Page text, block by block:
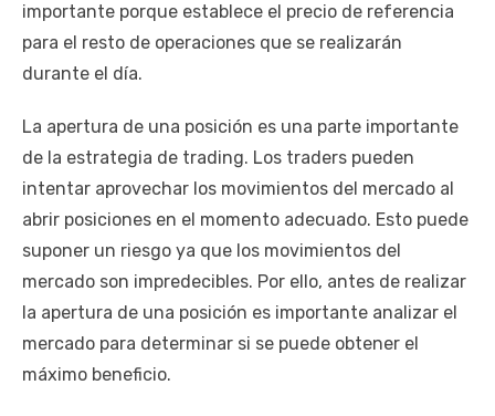
importante porque establece el precio de referencia
para el resto de operaciones que se realizarán
durante el día.
La apertura de una posición es una parte importante
de la estrategia de trading. Los traders pueden
intentar aprovechar los movimientos del mercado al
abrir posiciones en el momento adecuado. Esto puede
suponer un riesgo ya que los movimientos del
mercado son impredecibles. Por ello, antes de realizar
la apertura de una posición es importante analizar el
mercado para determinar si se puede obtener el
máximo beneficio.